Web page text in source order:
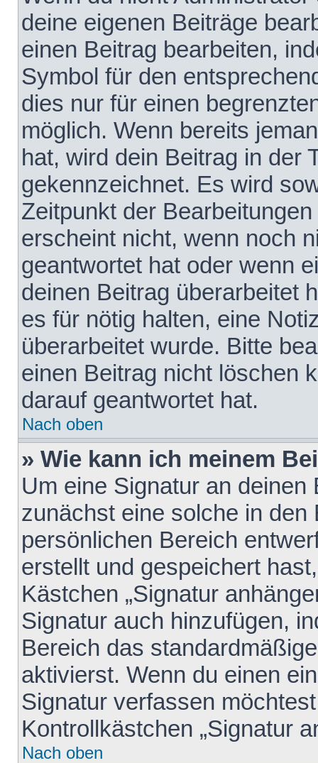
deine eigenen Beiträge
einen Beitrag bearbeiten,
Symbol für den
dies nur für einen
möglich. Wenn bereits
hat, wird dein Beitrag in der
gekennzeichnet. Es wird
Zeitpunkt der
erscheint nicht, wenn noch
geantwortet hat oder wenn
deinen Beitrag überarbeitet
es für nötig halten, eine
überarbeitet wurde. Bitte
einen Beitrag nicht löschen
darauf geantwortet hat.
Nach oben
» Wie kann ich meinem
Um eine Signatur an
zunächst eine solche in den
persönlichen Bereich
erstellt und gespeichert
Kästchen „Signatur
Signatur auch hinzufügen,
Bereich das
aktivierst. Wenn du einen
Signatur verfassen
Kontrollkästchen „Signatur
Nach oben